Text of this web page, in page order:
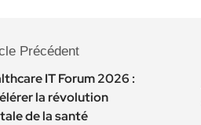
Précédent
IT Forum 2026 :
la révolution
de la santé